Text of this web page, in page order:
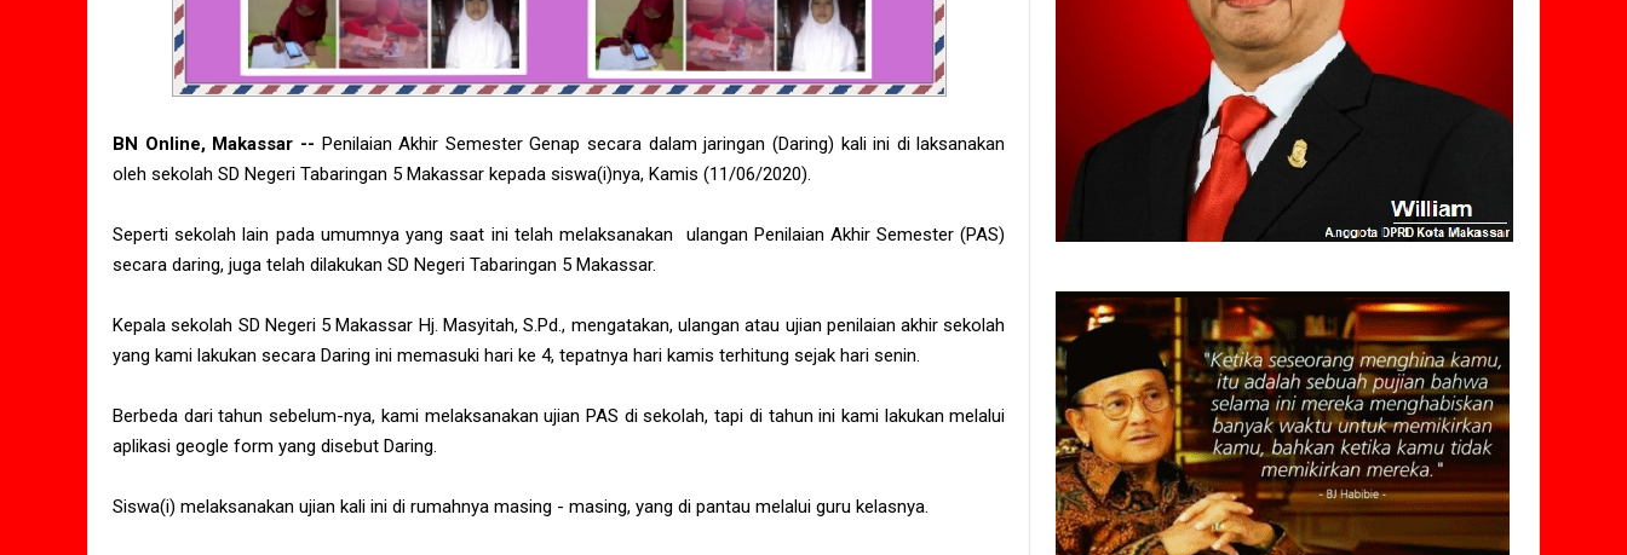
BN Online, Makassar -- Penilaian Akhir Semester Genap secara dalam jaringan (Daring) kali ini di laksanakan
oleh sekolah SD Negeri Tabaringan 5 Makassar kepada siswa(i)nya, Kamis (11/06/2020).
Seperti sekolah lain pada umumnya yang saat ini telah melaksanakan ulangan Penilaian Akhir Semester (PAS)
secara daring, juga telah dilakukan SD Negeri Tabaringan 5 Makassar.
Kepala sekolah SD Negeri 5 Makassar Hj. Masyitah, S.Pd., mengatakan, ulangan atau ujian penilaian akhir sekolah
yang kami lakukan secara Daring ini memasuki hari ke 4, tepatnya hari kamis terhitung sejak hari senin.
Berbeda dari tahun sebelum-nya, kami melaksanakan ujian PAS di sekolah, tapi di tahun ini kami lakukan melalui
aplikasi geogle form yang disebut Daring.
Siswa(i) melaksanakan ujian kali ini di rumahnya masing - masing, yang di pantau melalui guru kelasnya.